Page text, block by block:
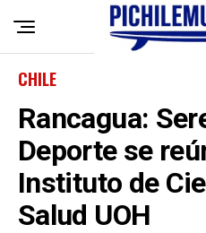
CHILE
Rancagua:
Deporte se
Instituto de
Salud UOH